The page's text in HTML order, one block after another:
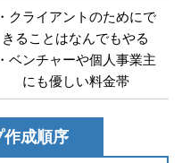
・クライアントのためにで
きることはなんでもやる
・ベンチャーや個人事業主
にも優しい料金帯
作成順序